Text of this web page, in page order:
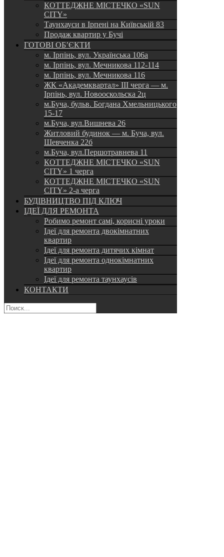
КОТТЕДЖНЕ МІСТЕЧКО «SUN
CITY»
Таунхауси в Ірпені на Київській 83
Продаж квартир у Бучі
ГОТОВІ ОБ’ЄКТИ
м. Ірпінь, вул. Українська 106а
м. Ірпінь, вул. Мечникова 112-114
м. Ірпінь, вул. Мечникова 116
ЖК «Академквартал» III черга — м.
Ірпінь, вул. Новооскольска 2ц
м.Буча, бульв. Богдана Хмельницького
15-17
м.Буча, вул.Вишнева 26
Житловий будинок — м. Буча, вул.
Шевченка 22б
м.Буча, вул.Першотравнева 11
КОТТЕДЖНЕ МІСТЕЧКО «SUN
CITY» 1 черга
КОТТЕДЖНЕ МІСТЕЧКО «SUN
CITY» 2-а черга
БУДІВНИЦТВО ПІД КЛЮЧ
ІДЕЇ ДЛЯ РЕМОНТА
Робимо ремонт самі, корисні уроки
Ідеї для ремонта двокімнатних
квартир
Ідеї для ремонта дитячих кімнат
Ідеї для ремонта однокімнатних
квартир
Ідеї для ремонта таунхаусів
КОНТАКТИ